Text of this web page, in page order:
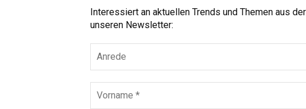
Interessiert an aktuellen Trends und Themen aus
unseren Newsletter: